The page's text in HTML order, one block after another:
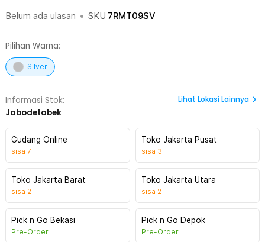
Belum ada ulasan • SKU 7RMT09SV
Pilihan Warna:
Silver
Informasi Stok:
Jabodetabek
Lihat Lokasi Lainnya
Gudang Online
sisa 7
Toko Jakarta Pusat
sisa 3
Toko Jakarta Barat
sisa 2
Toko Jakarta Utara
sisa 2
Pick n Go Bekasi
Pre-Order
Pick n Go Depok
Pre-Order